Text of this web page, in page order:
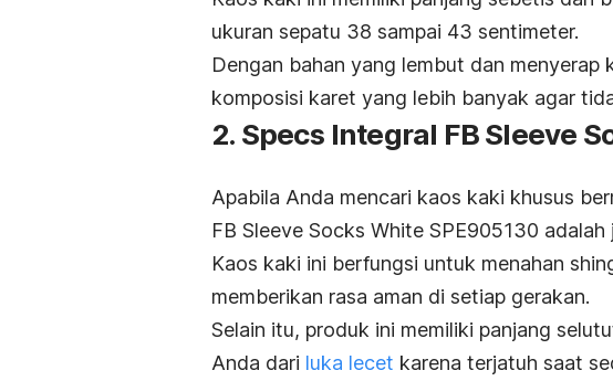
ukuran sepatu 38 sampai 43 sentimeter.
Dengan bahan yang lembut dan
komposisi karet yang lebih banyak agar
2. Specs Integral FB Sleeve
Apabila Anda mencari kaos kaki khusus
FB Sleeve Socks White SPE905130
Kaos kaki ini berfungsi untuk menahan
memberikan rasa aman di setiap gerakan.
Selain itu, produk ini memiliki panjang
Anda dari luka lecet karena terjatuh saat